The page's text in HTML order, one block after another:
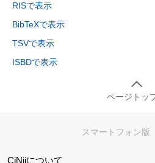
RISで表示
BibTeXで表示
TSVで表示
ISBDで表示
ページトッ
スマートフォン版
CiNiiについて